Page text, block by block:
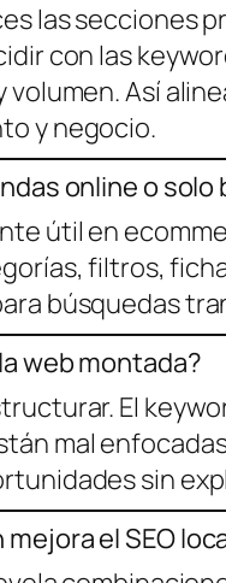
las secciones
con las
Así
y negocio.
online o
útil en
filtros,
búsquedas
web montada?
El
mal
sin
el SEO